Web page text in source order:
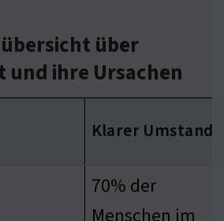
über
ihre Ursachen
Klarer Umstand
70% der